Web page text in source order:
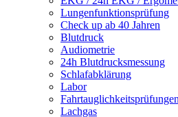
Lungenfunktionsprüfung
Check up ab 40 Jahren
Blutdruck
Audiometrie
24h Blutdrucksmessung
Schlafabklärung
Labor
Lachgas